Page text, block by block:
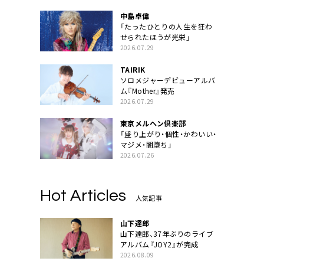
中島卓偉
「たったひとりの人生を狂わ
せられたほうが光栄」
2026.07.29
TAIRIK
ソロメジャーデビューアルバ
ム『Mother』発売
2026.07.29
東京メルヘン倶楽部
「盛り上がり・個性・かわいい・
マジメ・闇堕ち」
2026.07.26
Hot Articles 人気記事
山下達郎
山下達郎、37年ぶりのライブ
アルバム『JOY2』が完成
2026.08.09